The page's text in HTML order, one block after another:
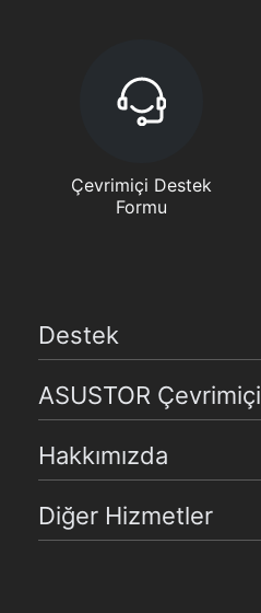
Çevrimiçi Destek
Formu
Destek
ASUSTOR Çevrimiçi
Hakkımızda
Diğer Hizmetler